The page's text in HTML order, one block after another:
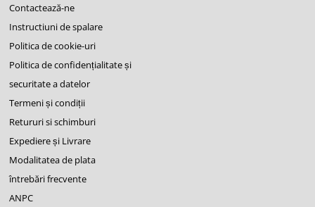
Contactează-ne
Instructiuni de spalare
Politica de cookie-uri
Politica de confidențialitate și
securitate a datelor
Termeni și condiții
Retururi si schimburi
Expediere și Livrare
Modalitatea de plata
întrebări frecvente
ANPC